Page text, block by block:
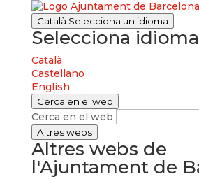
Català Selecciona un idioma
Selecciona idioma
Català
Castellano
English
Cerca en el web
Cerca en el web
Altres webs
Altres webs de
l'Ajuntament de